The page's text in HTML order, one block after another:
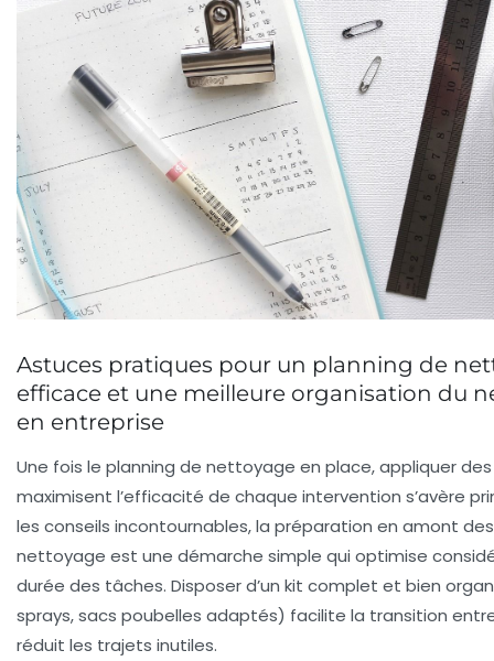
Astuces pratiques pour un planning de
efficace et une meilleure organisation du
en entreprise
Une fois le planning de nettoyage en place, appliquer
maximisent l’efficacité de chaque intervention s’avère
les conseils incontournables, la préparation en amont
nettoyage est une démarche simple qui optimise
durée des tâches. Disposer d’un kit complet et bien
sprays, sacs poubelles adaptés) facilite la transition
réduit les trajets inutiles.